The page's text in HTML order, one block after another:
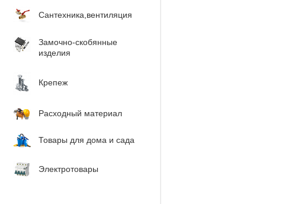
Сантехника,вентиляция
Замочно-скобянные
изделия
Крепеж
Расходный материал
Товары для дома и сада
Электротовары